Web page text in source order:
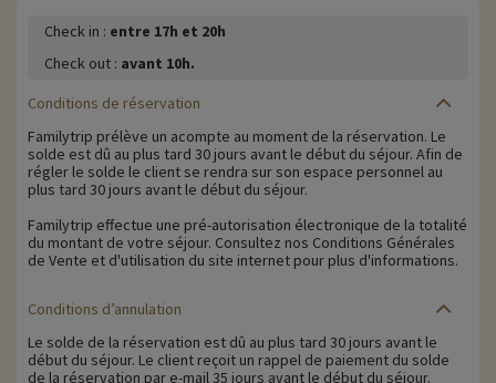
Check in : entre 17h et 20h
Check out : avant 10h.
Conditions de réservation
Familytrip prélève un acompte au moment de la réservation. Le
solde est dû au plus tard 30 jours avant le début du séjour. Afin de
régler le solde le client se rendra sur son espace personnel au
plus tard 30 jours avant le début du séjour.
Familytrip effectue une pré-autorisation électronique de la totalité
du montant de votre séjour. Consultez nos Conditions Générales
de Vente et d'utilisation du site internet pour plus d'informations.
Conditions d’annulation
Le solde de la réservation est dû au plus tard 30 jours avant le
début du séjour. Le client reçoit un rappel de paiement du solde
de la réservation par e-mail 35 jours avant le début du séjour.